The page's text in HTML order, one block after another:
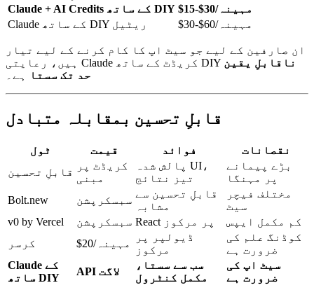
Claude + AI Credits کے ساتھ DIY
$15-$30/مہینہ
Claude کے ساتھ DIY ریٹیل
$30-$60/مہینہ
ان صارفین کے لیے جو سیٹ اپ کا کام کرنے کے لیے تیار
ہیں، رعایتی Claude کریڈٹ کے ساتھ DIY ناقابلِ یقین
حد تک سستا
ہے۔
قابلِ تحسین بمقابلہ متبادل
ٹول قیمت فوائد
نقصانات
قابلِ تحسین
کریڈٹ پر
مبنی
پالش شدہ UI،
تیز نتائج
بڑے پیمانے
پر مہنگا
Bolt.new
سبسکرپشن
قابلِ تحسین سے
مشابہ
مختلف فیچر
سیٹ
v0 by Vercel
سبسکرپشن React پر مرکوز
کم مکمل ایپس
کرسر
$20/مہینہ
ڈیولپر پر
مرکوز
کوڈنگ علم کی
ضرورت ہے
Claude کے
ساتھ DIY
API لاگت
سب سے سستا،
مکمل کنٹرول
سیٹ اپ کی
ضرورت ہے